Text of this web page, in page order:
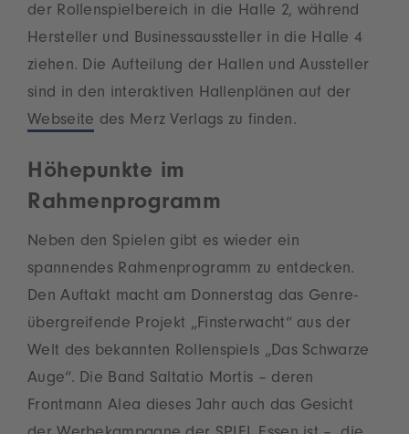
der Rollenspielbereich in die Halle 2, während
Hersteller und Businessaussteller in die Halle 4
ziehen. Die Aufteilung der Hallen und Aussteller
sind in den interaktiven Hallenplänen auf der
Webseite des Merz Verlags zu finden.
Höhepunkte im
Rahmenprogramm
Neben den Spielen gibt es wieder ein
spannendes Rahmenprogramm zu entdecken.
Den Auftakt macht am Donnerstag das Genre-
übergreifende Projekt „Finsterwacht“ aus der
Welt des bekannten Rollenspiels „Das Schwarze
Auge“. Die Band Saltatio Mortis – deren
Frontmann Alea dieses Jahr auch das Gesicht